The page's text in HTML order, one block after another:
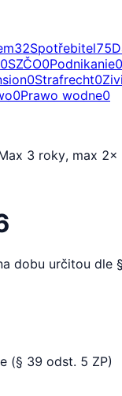
32Spotřebitel75
0SZČO0Podnikanie0
0Strafrecht0
0Prawo wodne0
3 roky, max
dobu určitou
(§ 39 odst. 5 ZP)